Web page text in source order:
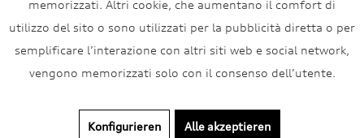
memorizzati. Altri cookie, che aumentano il comfort di
utilizzo del sito o sono utilizzati per la pubblicità diretta o per
semplificare l’interazione con altri siti web e social network,
vengono memorizzati solo con il consenso dell’utente.
Konfigurieren Alle akzeptieren